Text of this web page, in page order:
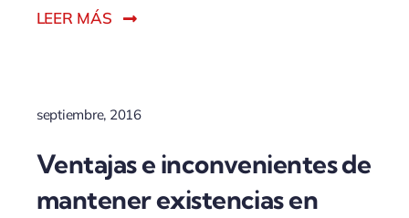
LEER MÁS
septiembre, 2016
Ventajas e inconvenientes de
mantener existencias en